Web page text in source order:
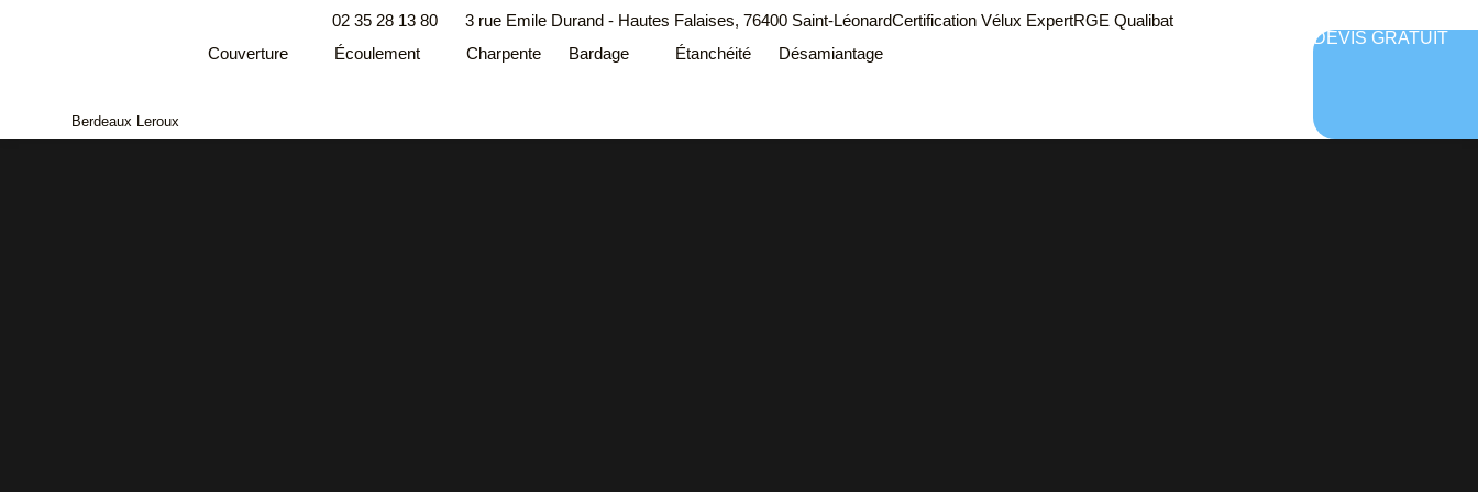
02 35 28 13 80 3 rue Emile Durand - Hautes Falaises, 76400 Saint-LéonardCertification Vélux ExpertRGE Qualibat
Berdeaux Leroux
Couverture Écoulement Charpente Bardage Étanchéité Désamiantage
DEVIS GRATUIT